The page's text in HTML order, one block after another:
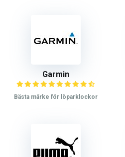
Garmin
Bästa märke för löparklockor